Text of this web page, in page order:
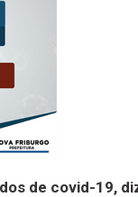
de covid-19,